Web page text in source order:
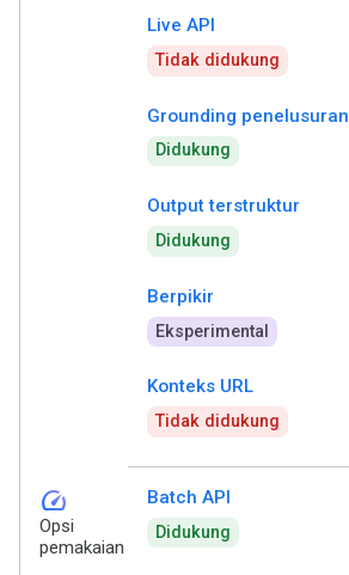
Live API
Tidak didukung
Grounding penelusuran
Didukung
Output terstruktur
Didukung
Berpikir
Eksperimental
Konteks URL
Tidak didukung
speed
Opsi
pemakaian
Batch API
Didukung